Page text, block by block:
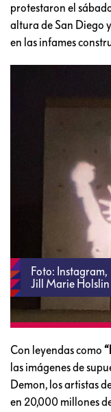
protestaron el
altura de San Diego
en las infames
Foto: Instagram,
Jill Marie Holslin
Con leyendas como
las imágenes de
Demon, los artistas
en 20,000 millones